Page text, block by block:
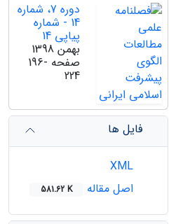
دوره 7، شماره
14 - شماره
پیاپی 14
بهمن 1398
صفحه 196-
224
فایل ها
اصل مقاله
581.62 K